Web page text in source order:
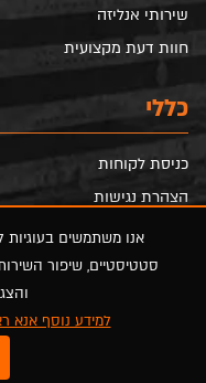
שירותי אנליזה
חוות דעת מקצועית
כללי
כניסת לקוחות
הצהרת נגישות
הסדרי נגישות
מדיניות פרטיות
אנו משתמשים בעוגיות
סטטיסטיים, שיפור
למידע נוסף אנא